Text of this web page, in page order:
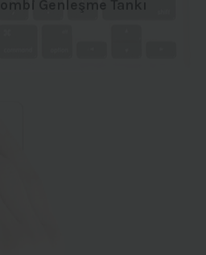
Genleşme Tankı